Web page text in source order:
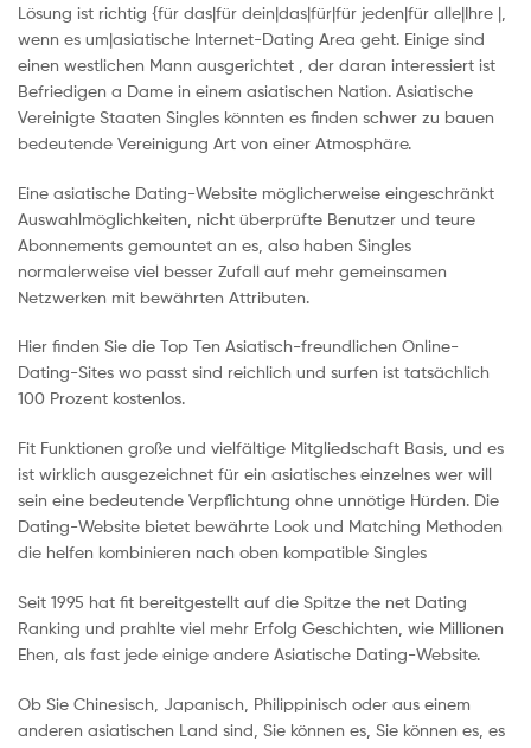
Lösung ist richtig {für das|für dein|das|für|für jeden|für alle|Ihre |,
wenn es um|asiatische Internet-Dating Area geht. Einige sind
einen westlichen Mann ausgerichtet , der daran interessiert ist
Befriedigen a Dame in einem asiatischen Nation. Asiatische
Vereinigte Staaten Singles könnten es finden schwer zu bauen
bedeutende Vereinigung Art von einer Atmosphäre.
Eine asiatische Dating-Website möglicherweise eingeschränkt
Auswahlmöglichkeiten, nicht überprüfte Benutzer und teure
Abonnements gemountet an es, also haben Singles
normalerweise viel besser Zufall auf mehr gemeinsamen
Netzwerken mit bewährten Attributen.
Hier finden Sie die Top Ten Asiatisch-freundlichen Online-
Dating-Sites wo passt sind reichlich und surfen ist tatsächlich
100 Prozent kostenlos.
Fit Funktionen große und vielfältige Mitgliedschaft Basis, und es
ist wirklich ausgezeichnet für ein asiatisches einzelnes wer will
sein eine bedeutende Verpflichtung ohne unnötige Hürden. Die
Dating-Website bietet bewährte Look und Matching Methoden
die helfen kombinieren nach oben kompatible Singles
Seit 1995 hat fit bereitgestellt auf die Spitze the net Dating
Ranking und prahlte viel mehr Erfolg Geschichten, wie Millionen
Ehen, als fast jede einige andere Asiatische Dating-Website.
Ob Sie Chinesisch, Japanisch, Philippinisch oder aus einem
anderen asiatischen Land sind, Sie können es, Sie können es, es